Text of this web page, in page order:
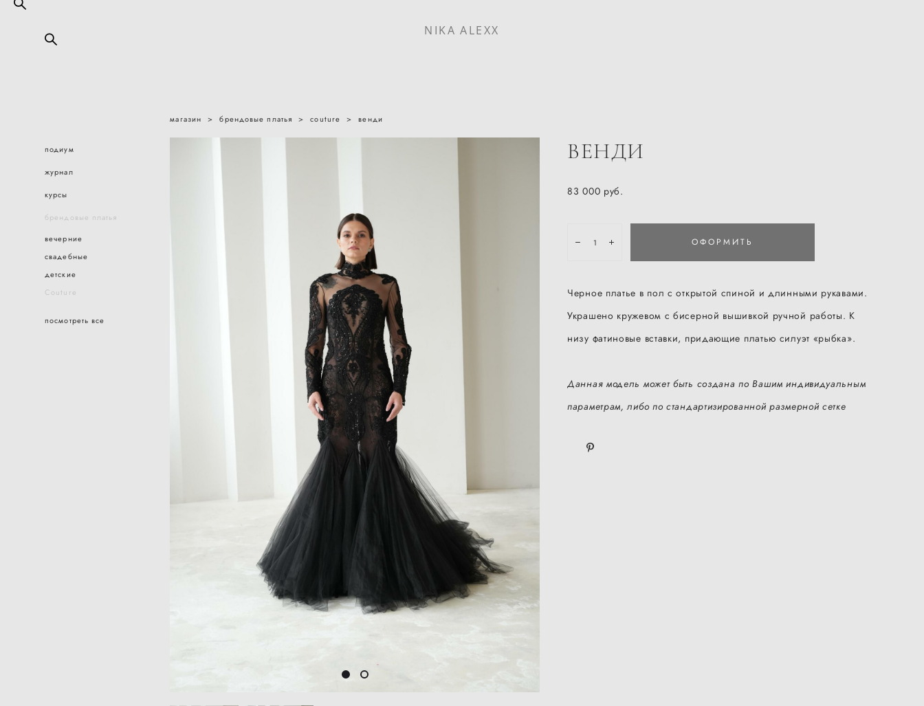
NIKA ALEXX
подиум
журнал
курсы
брендовые платья
вечерние
свадебные
детские
Couture
посмотреть все
магазин > брендовые платья > couture > венди
ВЕНДИ
83 000 pуб.
ОФОРМИТЬ
Черное платье в пол с открытой спиной и длинными рукавами.
Украшено кружевом с бисерной вышивкой ручной работы. К
низу фатиновые вставки, придающие платью силуэт «рыбка».
Данная модель может быть создана по Вашим индивидуальным
параметрам, либо по стандартизированной размерной сетке